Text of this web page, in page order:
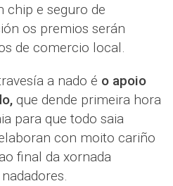
chip e seguro de
os premios serán
de comercio local.
a nado é o apoio
que dende primeira hora
para que todo saia
con moito cariño
final da xornada